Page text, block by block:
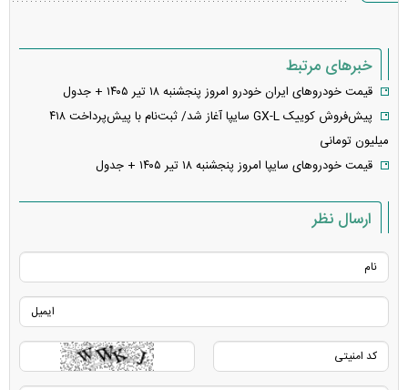
خبرهای مرتبط
قیمت خودرو‌های ایران خودرو امروز پنجشنبه ۱۸ تیر ۱۴۰۵ + جدول
پیش‌فروش کوییک GX-L سایپا آغاز شد/ ثبت‌نام با پیش‌پرداخت ۴۱۸
میلیون تومانی
قیمت خودرو‌های سایپا امروز پنجشنبه ۱۸ تیر ۱۴۰۵ + جدول
ارسال نظر